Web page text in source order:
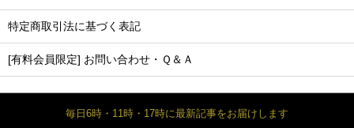
特定商取引法に基づく表記
[有料会員限定] お問い合わせ・Ｑ＆Ａ
毎日6時・11時・17時に最新記事をお届けします